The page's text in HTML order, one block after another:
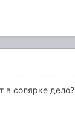
в солярке дело?